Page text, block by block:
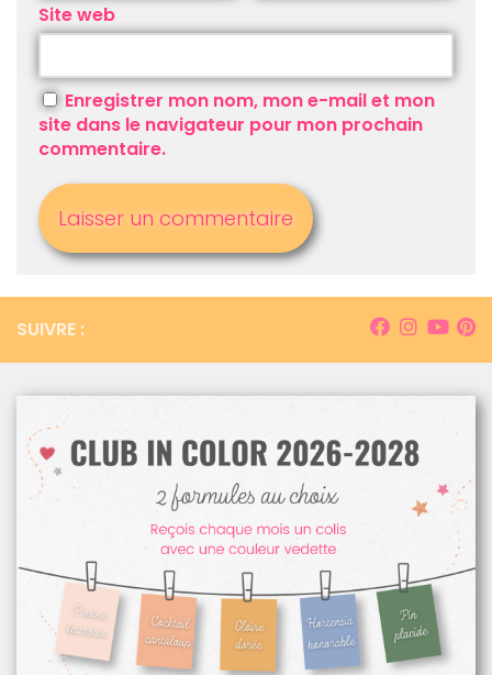
Site web
Enregistrer mon nom, mon e-mail et mon
site dans le navigateur pour mon prochain
commentaire.
SUIVRE :